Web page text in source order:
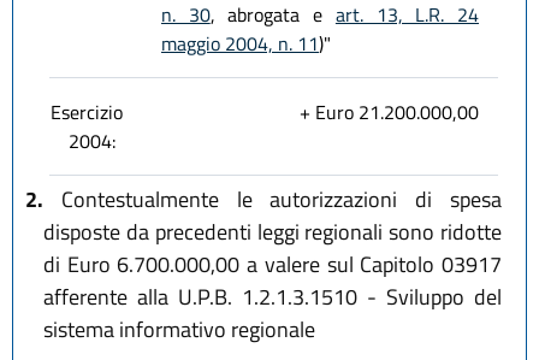
n. 30, abrogata e art. 13, L.R. 24
maggio 2004, n. 11)"
Esercizio
2004:
+ Euro 21.200.000,00
2. Contestualmente le autorizzazioni di spesa
disposte da precedenti leggi regionali sono ridotte
di Euro 6.700.000,00 a valere sul Capitolo 03917
afferente alla U.P.B. 1.2.1.3.1510 - Sviluppo del
sistema informativo regionale